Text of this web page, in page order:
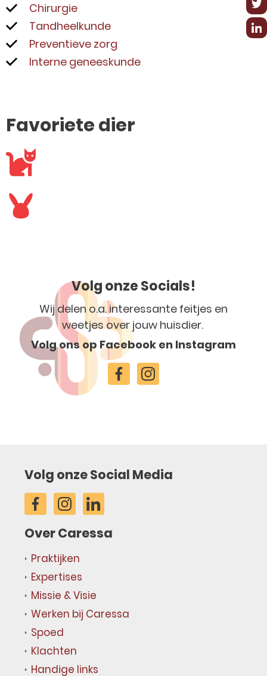
Chirurgie
Tandheelkunde
Preventieve zorg
Interne geneeskunde
Favoriete dier
Volg onze Socials!
Wij delen o.a. interessante feitjes en
weetjes over jouw huisdier.
Volg ons op Facebook en Instagram
Volg onze Social Media
Over Caressa
Praktijken
Expertises
Missie & Visie
Werken bij Caressa
Spoed
Klachten
Handige links